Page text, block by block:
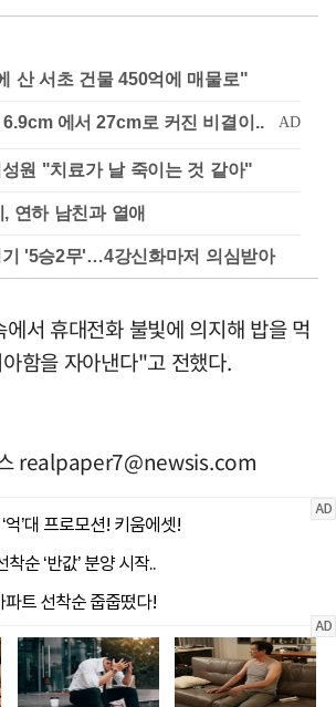
산 서초 건물 450억에 매물로"
원 "치료가 날 죽이는 것 같아"
연하 남친과 열애
'5승2무'…4강신화마저 의심받아
서 휴대전화 불빛에 의지해 밥을 먹
함을 자아낸다"고 전했다.
realpaper7@newsis.com